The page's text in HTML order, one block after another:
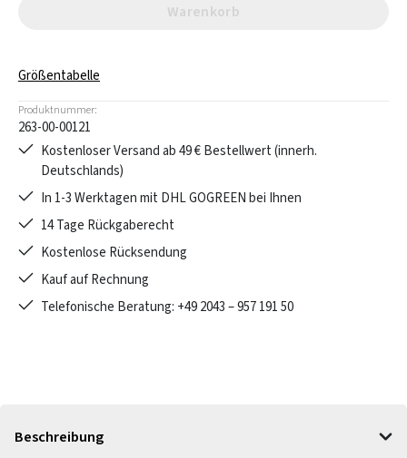
Warenkorb
Größentabelle
Produktnummer:
263-00-00121
Kostenloser Versand ab 49 € Bestellwert (innerh.
Deutschlands)
In 1-3 Werktagen mit DHL GOGREEN bei Ihnen
14 Tage Rückgaberecht
Kostenlose Rücksendung
Kauf auf Rechnung
Telefonische Beratung: +49 2043 – 957 191 50
Beschreibung